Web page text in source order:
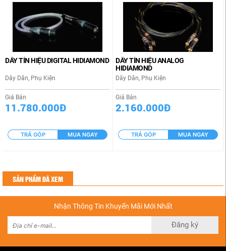
DÂY TÍN HIỆU DIGITAL HIDIAMOND
Dây Dẫn, Phụ Kiện
Giá Bán
11.780.000Đ
TRẢ GÓP MUA NGAY
DÂY TÍN HIỆU ANALOG
HIDIAMOND
Dây Dẫn, Phụ Kiện
Giá Bán
2.160.000Đ
TRẢ GÓP MUA NGAY
SẢN PHẨM ĐÃ XEM
Nhận Thông Tin Khuyến Mãi Mới Nhất
Đăng ký